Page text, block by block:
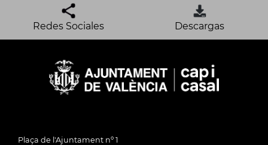
Redes Sociales Descargas
Plaça de l'Ajuntament nº 1